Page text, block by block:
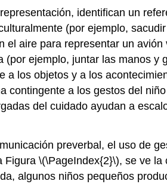
identifican un
(por ejemplo,
aire para representar un
ejemplo, juntar las manos
a los objetos y a los
contingente a los gestos del
del cuidado ayudan a
preverbal, el uso de
\(\PageIndex{2}\), se ve
algunos niños pequeños